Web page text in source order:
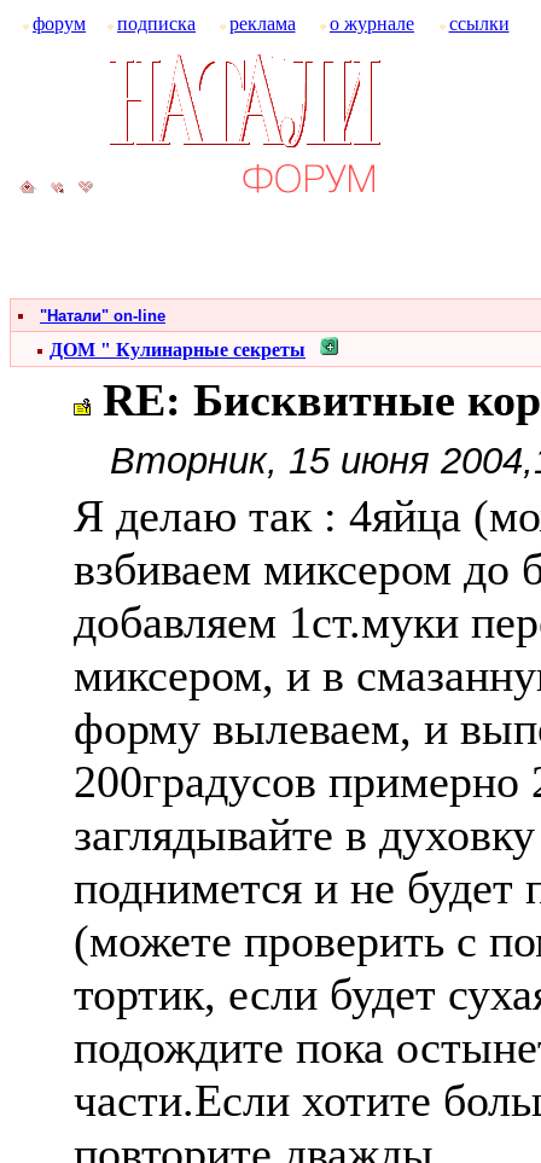
форум подписка реклама о журнале ссылки
"Натали" on-line
ДОМ " Кулинарные секреты
RE: Бисквитные
Вторник, 15 июня
Я делаю так : 4яйца
взбиваем миксером до
добaвляем 1ст.муки
миксером, и в
форму вылеваем, и
200градусов
заглядывайте в
поднимется и не
(можете проверить с
тортик, если будет
подождите пока
части.Если хотите